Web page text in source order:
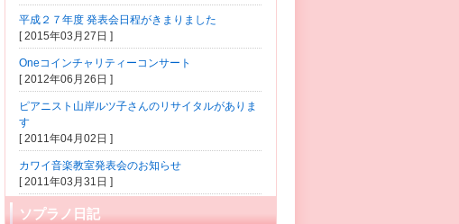
平成２７年度 発表会日程がきまりました
[ 2015年03月27日 ]
Oneコインチャリティーコンサート
[ 2012年06月26日 ]
ピアニスト山岸ルツ子さんのリサイタルがありま
す
[ 2011年04月02日 ]
カワイ音楽教室発表会のお知らせ
[ 2011年03月31日 ]
ソプラノ日記